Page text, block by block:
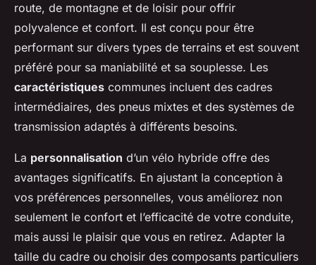
route, de montagne et de loisir pour offrir
polyvalence et confort. Il est conçu pour être
performant sur divers types de terrains et est souvent
préféré pour sa maniabilité et sa souplesse. Les
caractéristiques communes incluent des cadres
intermédiaires, des pneus mixtes et des systèmes de
transmission adaptés à différents besoins.
La personnalisation d’un vélo hybride offre des
avantages significatifs. En ajustant la conception à
vos préférences personnelles, vous améliorez non
seulement le confort et l’efficacité de votre conduite,
mais aussi le plaisir que vous en retirez. Adapter la
taille du cadre ou choisir des composants particuliers